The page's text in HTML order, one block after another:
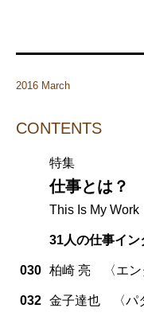
2016 March
CONTENTS
特集
仕事とは？
This Is My Work
31人の仕事イン
030 柏崎 亮 〈エン
032 金子達也 〈パ